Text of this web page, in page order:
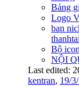
Bảng
Logo
ban
thanhtai
Bộ
NỘI
Last edited:
kentran, 19/